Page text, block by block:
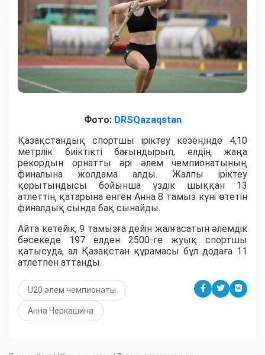
Фото: DRSQazaqstan
Қазақстандық спортшы іріктеу кезеңінде 4,10
метрлік биіктікті бағындырып, елдің жаңа
рекордын орнатты әрі әлем чемпионатының
финалына жолдама алды. Жалпы іріктеу
қорытындысы бойынша үздік шыққан 13
атлеттің қатарына енген Анна 8 тамыз күні өтетін
финалдық сында бақ сынайды.
Айта кетейік, 9 тамызға дейін жалғасатын әлемдік
бәсекеде 197 елден 2500-ге жуық спортшы
қатысуда, ал Қазақстан құрамасы бұл додаға 11
атлетпен аттанды.
U20 әлем чемпионаты
Анна Черкашина